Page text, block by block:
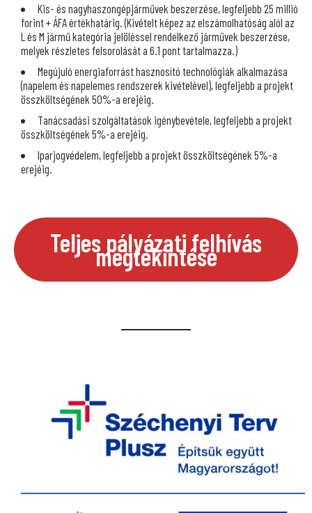
Kis- és nagyhaszongépjárművek beszerzése, legfeljebb 25 millió
forint + ÁFA értékhatárig. (Kivételt képez az elszámolhatóság alól az
L és M jármű kategória jelöléssel rendelkező járművek beszerzése,
melyek részletes felsorolását a 6.1 pont tartalmazza.)
Megújuló energiaforrást hasznosító technológiák alkalmazása
(napelem és napelemes rendszerek kivételével), legfeljebb a projekt
összköltségének 50%-a erejéig.
Tanácsadási szolgáltatások igénybevétele, legfeljebb a projekt
összköltségének 5%-a erejéig.
Iparjogvédelem, legfeljebb a projekt összköltségének 5%-a
erejéig.
Teljes pályázati felhívás
megtekintése